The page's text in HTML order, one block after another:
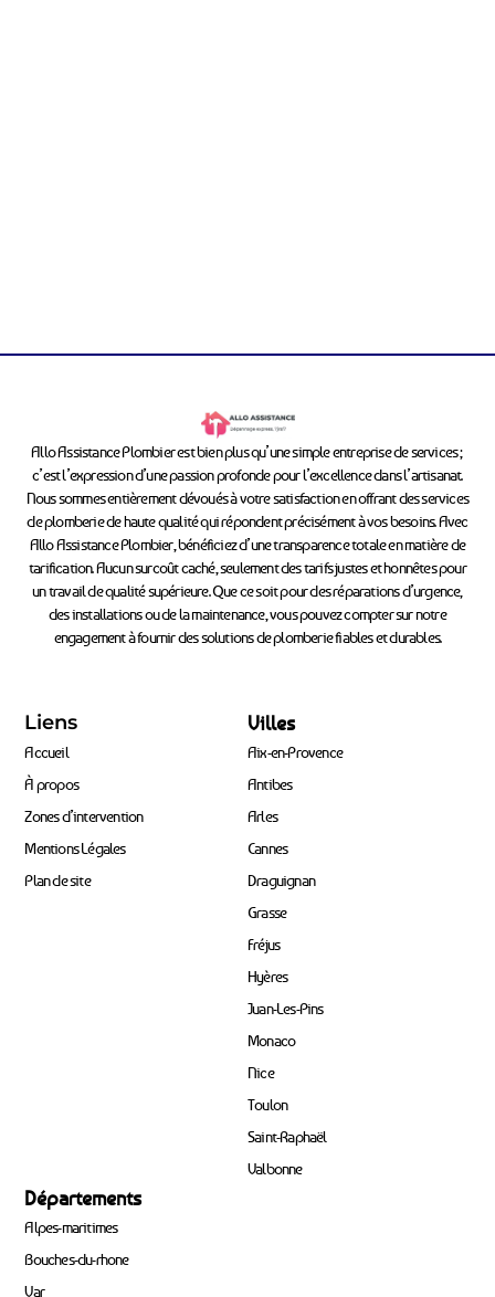
Allo Assistance Plombier est bien plus qu’une simple entreprise de services ;
c’est l’expression d’une passion profonde pour l’excellence dans l’artisanat.
Nous sommes entièrement dévoués à votre satisfaction en offrant des services
de plomberie de haute qualité qui répondent précisément à vos besoins. Avec
Allo Assistance Plombier, bénéficiez d’une transparence totale en matière de
tarification. Aucun surcoût caché, seulement des tarifs justes et honnêtes pour
un travail de qualité supérieure. Que ce soit pour des réparations d’urgence,
des installations ou de la maintenance, vous pouvez compter sur notre
engagement à fournir des solutions de plomberie fiables et durables.
Liens
Accueil
À propos
Zones d’intervention
Mentions Légales
Plan de site
Villes
Aix-en-Provence
Antibes
Arles
Cannes
Draguignan
Grasse
Fréjus
Hyères
Juan-Les-Pins
Monaco
Nice
Toulon
Saint-Raphaël
Valbonne
Départements
Alpes-maritimes
Bouches-du-rhone
Var